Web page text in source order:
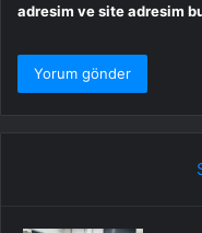
adresim ve site adresim